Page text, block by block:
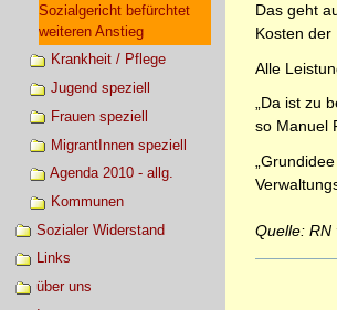
Sozialgericht befürchtet
weiteren Anstieg
Krankheit / Pflege
Jugend speziell
Frauen speziell
MigrantInnen speziell
Agenda 2010 - allg.
Kommunen
Sozialer Widerstand
Links
über uns
Das geht
Kosten der
Alle
„Da ist zu
so Manuel
Quelle: RN